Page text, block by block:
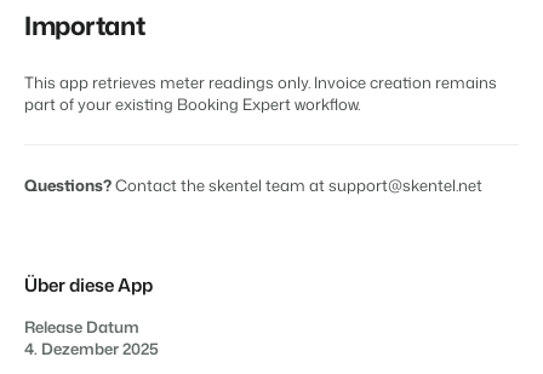
Important
This app retrieves meter readings only. Invoice creation remains
part of your existing Booking Expert workflow.
Questions?Contact the skentel team at support@skentel.net
Über diese App
Release Datum
4. Dezember 2025